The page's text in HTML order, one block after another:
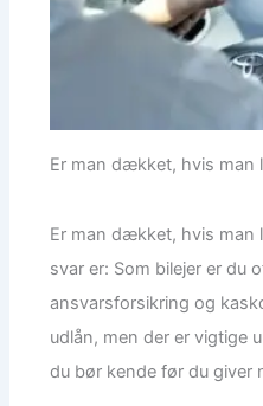
Er man dækket, hvis man
Er man dækket, hvis man
svar er: Som bilejer er du
ansvarsforsikring og
udlån, men der er vigtige
du bør kende før du giver